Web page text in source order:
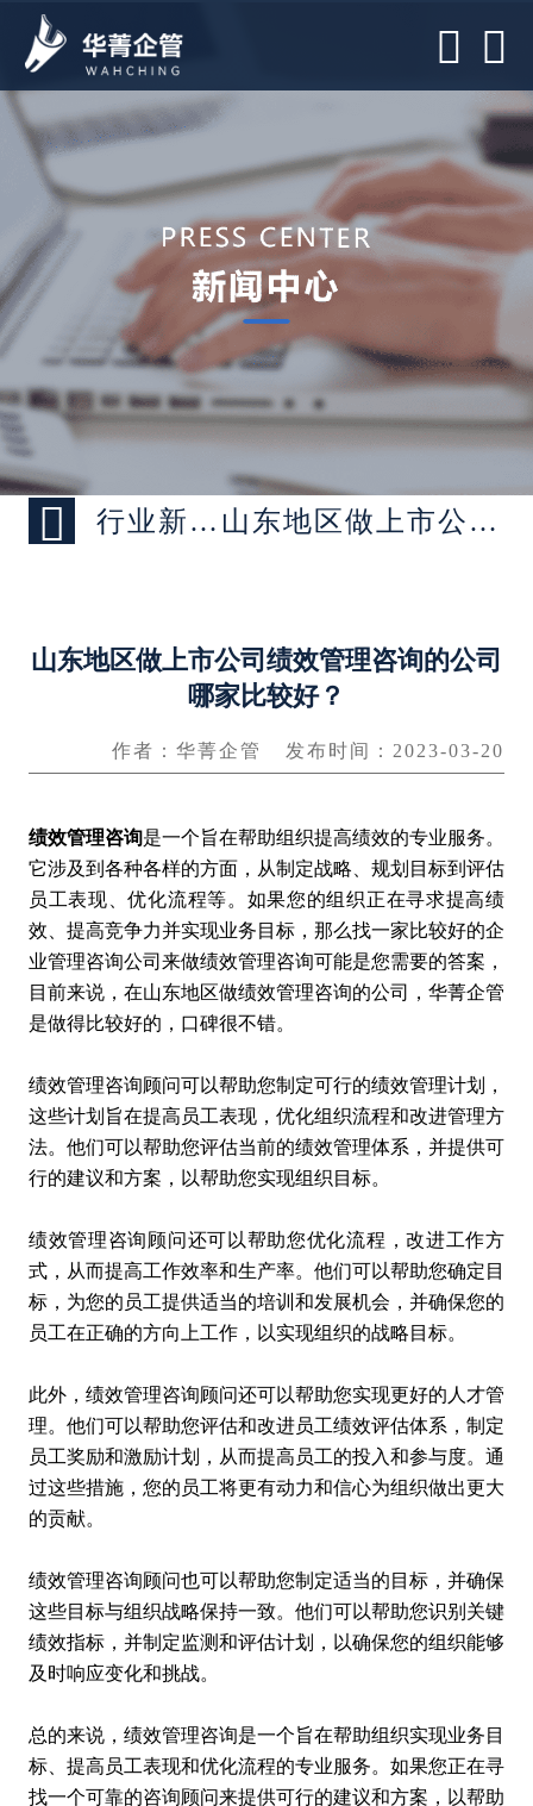
 
 行业新闻 > 山东地区做上市公司绩效管理咨询的公司哪家比较好？
山东地区做上市公司绩效管理咨询的公司
哪家比较好？
作者：华菁企管 发布时间：2023-03-20
绩效管理咨询是一个旨在帮助组织提高绩效的专业服务。
它涉及到各种各样的方面，从制定战略、规划目标到评估
员工表现、优化流程等。如果您的组织正在寻求提高绩
效、提高竞争力并实现业务目标，那么找一家比较好的企
业管理咨询公司来做绩效管理咨询可能是您需要的答案，
目前来说，在山东地区做绩效管理咨询的公司，华菁企管
是做得比较好的，口碑很不错。
绩效管理咨询顾问可以帮助您制定可行的绩效管理计划，
这些计划旨在提高员工表现，优化组织流程和改进管理方
法。他们可以帮助您评估当前的绩效管理体系，并提供可
行的建议和方案，以帮助您实现组织目标。
绩效管理咨询顾问还可以帮助您优化流程，改进工作方
式，从而提高工作效率和生产率。他们可以帮助您确定目
标，为您的员工提供适当的培训和发展机会，并确保您的
员工在正确的方向上工作，以实现组织的战略目标。
此外，绩效管理咨询顾问还可以帮助您实现更好的人才管
理。他们可以帮助您评估和改进员工绩效评估体系，制定
员工奖励和激励计划，从而提高员工的投入和参与度。通
过这些措施，您的员工将更有动力和信心为组织做出更大
的贡献。
绩效管理咨询顾问也可以帮助您制定适当的目标，并确保
这些目标与组织战略保持一致。他们可以帮助您识别关键
绩效指标，并制定监测和评估计划，以确保您的组织能够
及时响应变化和挑战。
总的来说，绩效管理咨询是一个旨在帮助组织实现业务目
标、提高员工表现和优化流程的专业服务。如果您正在寻
找一个可靠的咨询顾问来提供可行的建议和方案，以帮助